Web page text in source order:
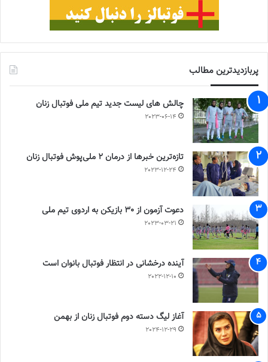
پربازدیدترین مطالب
چالش هاى ليست جدید تيم ملى فوتبال زنان
2023-06-14
تازه‌ترین خبرها از درمان ۲ ملی‌پوش فوتبال زنان
2023-12-24
دعوت آزمون از 30 بازیکن به اردوی تیم ملی
2023-03-21
آینده درخشانی در انتظار فوتبال بانوان است
2022-12-10
آغاز لیگ دسته دوم فوتبال زنان از بهمن
2024-12-29